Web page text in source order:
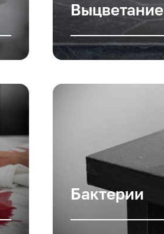
Выцветание
Бактерии